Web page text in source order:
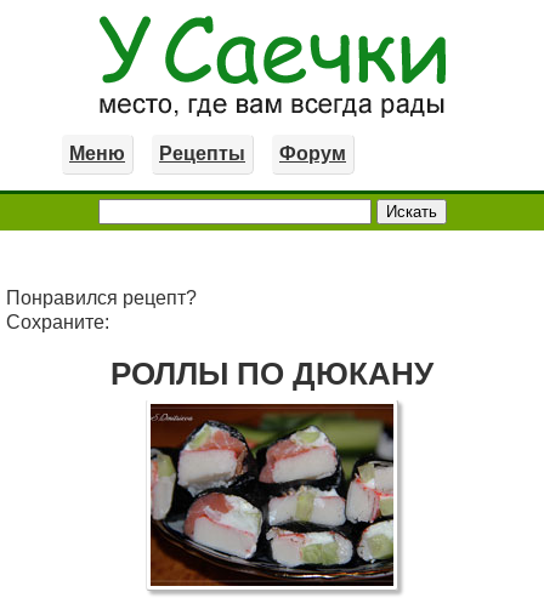
Меню Рецепты Форум
Понравился рецепт?
Сохраните:
РОЛЛЫ ПО ДЮКАНУ